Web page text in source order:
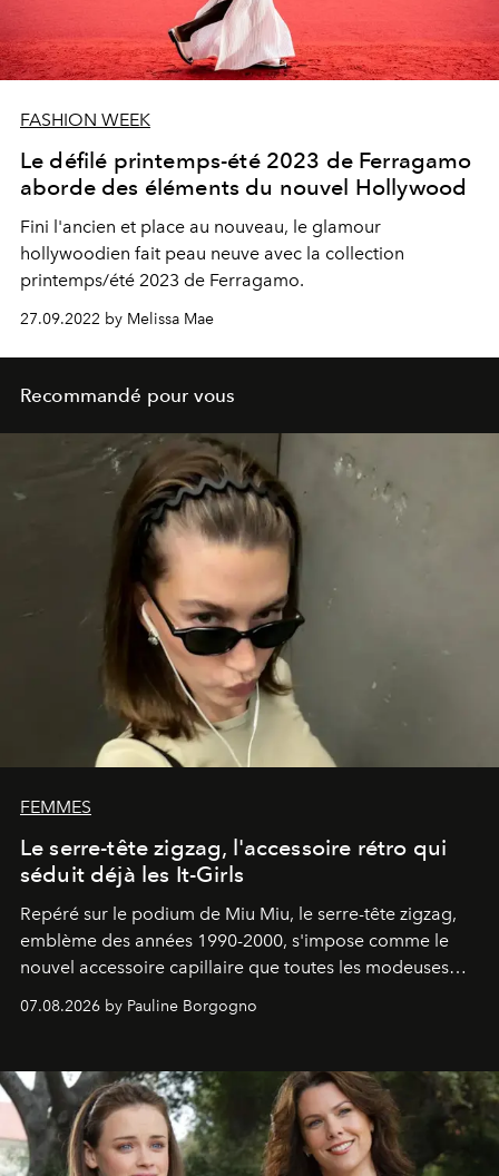
FASHION WEEK
Le défilé printemps-été 2023 de Ferragamo
aborde des éléments du nouvel Hollywood
Fini l'ancien et place au nouveau, le glamour
hollywoodien fait peau neuve avec la collection
printemps/été 2023 de Ferragamo.
27.09.2022 by Melissa Mae
Recommandé pour vous
FEMMES
Le serre-tête zigzag, l'accessoire rétro qui
séduit déjà les It-Girls
Repéré sur le podium de Miu Miu, le serre-tête zigzag,
emblème des années 1990-2000, s'impose comme le
nouvel accessoire capillaire que toutes les modeuses
07.08.2026 by Pauline Borgogno